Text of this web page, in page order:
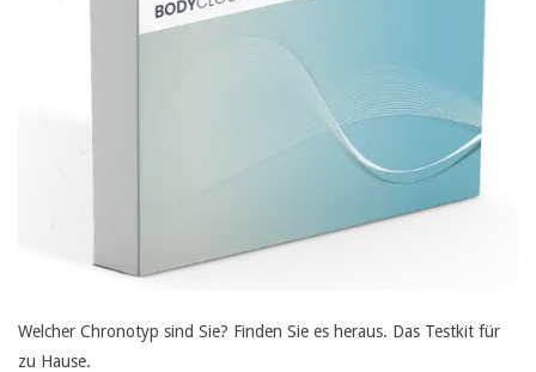
Welcher Chronotyp sind Sie? Finden Sie es heraus. Das Testkit für
zu Hause.